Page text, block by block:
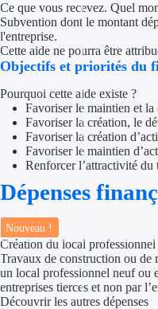
Ce que vous recevez. Quel
Subvention dont le montant
l'entreprise.
Cette aide ne pourra être
Objectifs et priorités du
Pourquoi cette aide existe ?
Favoriser le maintien et la
Favoriser la création, le
Favoriser la création
Favoriser le maintien
Renforcer l’attractivité du
Dépenses
Nouveau !
Création du local professionnel
Travaux de construction ou de
un local professionnel neuf ou
entreprises tierces et non par
Découvrir les autres dépenses